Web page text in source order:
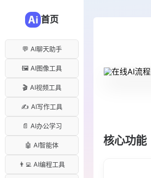
首页
💬 AI聊天助手
🖼️ AI图像工具
🎬 AI视频工具
✍️ AI写作工具
📄 AI办公学习
🤖 AI智能体
👨‍💻 AI编程工具
核心功能